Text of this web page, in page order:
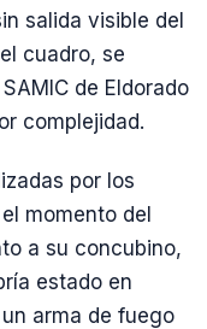
salida visible del
cuadro, se
de Eldorado
complejidad.
por los
momento del
a su concubino,
estado en
arma de fuego